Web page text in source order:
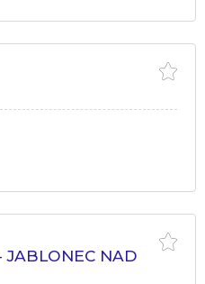
JABLONEC NAD